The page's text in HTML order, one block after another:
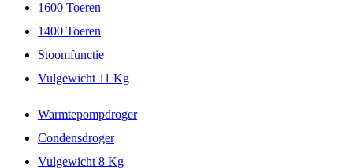
1600 Toeren
1400 Toeren
Stoomfunctie
Vulgewicht 11 Kg
Warmtepompdroger
Condensdroger
Vulgewicht 8 Kg